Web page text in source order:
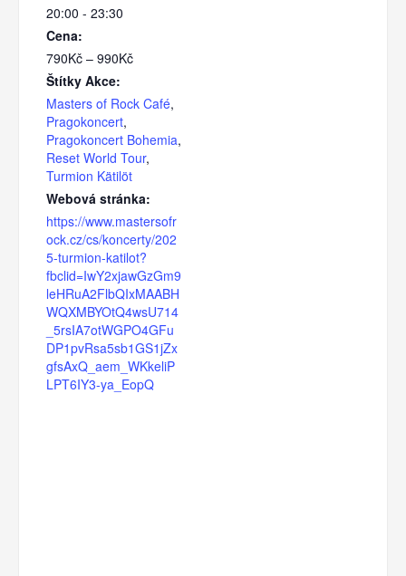
20:00 - 23:30
Cena:
790Kč – 990Kč
Štítky Akce:
Masters of Rock Café,
Pragokoncert,
Pragokoncert Bohemia,
Reset World Tour,
Turmion Kätilöt
Webová stránka:
https://www.mastersofr
ock.cz/cs/koncerty/202
5-turmion-katilot?
fbclid=IwY2xjawGzGm9
leHRuA2FlbQIxMAABH
WQXMBYOtQ4wsU714
_5rsIA7otWGPO4GFu
DP1pvRsa5sb1GS1jZx
gfsAxQ_aem_WKkeliP
LPT6IY3-ya_EopQ